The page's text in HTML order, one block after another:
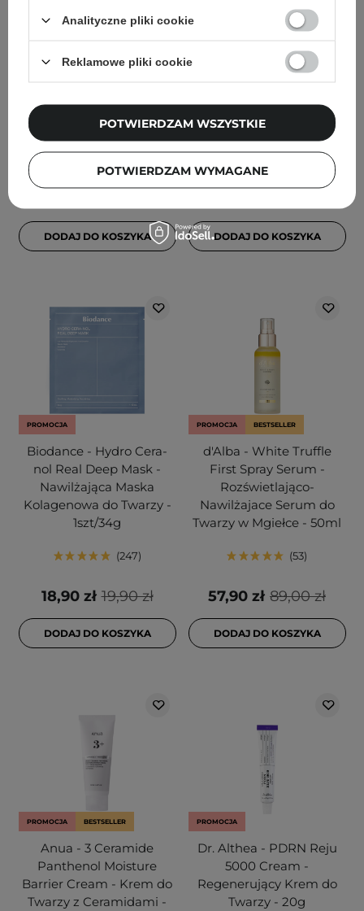
COSRX - The 6 Peptide
Kompleksowe Serum
Peptydowe - 150ml
DODAJ DO KOSZYKA
BESTSELLER
Purito Seoul - Mighty
Cream - Łagodzący krem
z Pantenolem - 100ml
DODAJ DO KOSZYKA
PROMOCJA
Biodance - Hydro Cera-
nol Real Deep Mask -
Nawilżająca Maska
Kolagenowa do Twarzy -
1szt/34g
247
19,90 zł
18,90 zł
DODAJ DO KOSZYKA
PROMOCJA BESTSELLER
d'Alba - White Truffle
First Spray Serum -
Rozświetlająco-
Nawilżajace Serum do
Twarzy w Mgiełce - 50ml
53
89,00 zł
57,90 zł
DODAJ DO KOSZYKA
PROMOCJA BESTSELLER
Anua - 3 Ceramide
Panthenol Moisture
Barrier Cream - Krem do
Twarzy z Ceramidami -
PROMOCJA
Dr. Althea - PDRN Reju
5000 Cream -
Regenerujący Krem do
Twarzy - 20g
Analityczne pliki cookie
Reklamowe pliki cookie
POTWIERDZAM WYMAGANE
POTWIERDZAM WSZYSTKIE